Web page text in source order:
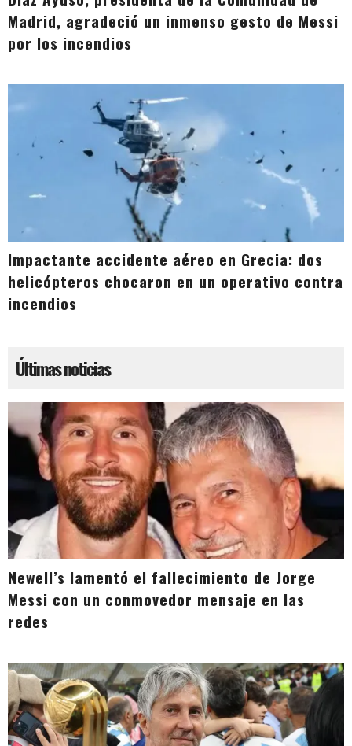
Madrid, agradeció un inmenso gesto de Messi
por los incendios
Impactante accidente aéreo en Grecia: dos
helicópteros chocaron en un operativo contra
incendios
Últimas noticias
Newell’s lamentó el fallecimiento de Jorge
Messi con un conmovedor mensaje en las
redes